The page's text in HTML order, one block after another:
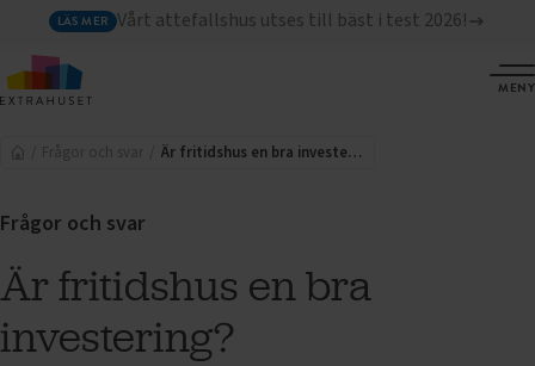
LÄS MER Vårt attefallshus utses till bäst i test 2026!
MENY
Är fritidshus en bra investering?
Frågor och svar
Är fritidshus en bra
investering?